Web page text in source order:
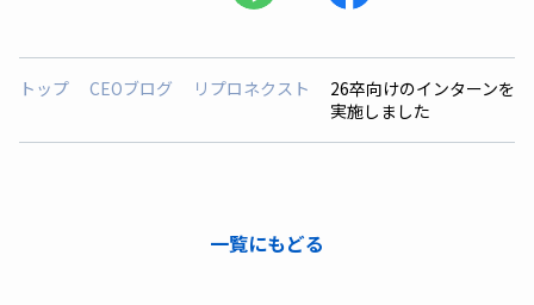
トップ CEOブログ リプロネクスト
26卒向けのインターンを
実施しました
一覧にもどる